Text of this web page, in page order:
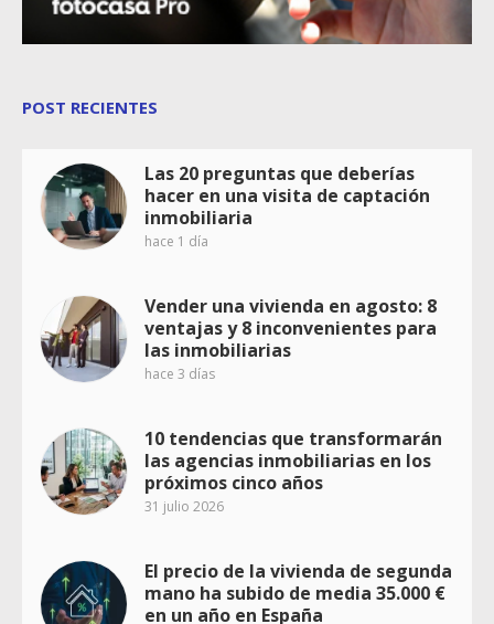
POST RECIENTES
Las 20 preguntas que deberías
hacer en una visita de captación
inmobiliaria
hace 1 día
Vender una vivienda en agosto: 8
ventajas y 8 inconvenientes para
las inmobiliarias
hace 3 días
10 tendencias que transformarán
las agencias inmobiliarias en los
próximos cinco años
31 julio 2026
El precio de la vivienda de segunda
mano ha subido de media 35.000 €
en un año en España